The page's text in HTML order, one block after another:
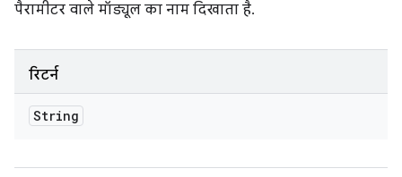
पैरामीटर वाले मॉड्यूल का नाम दिखाता है.
रिटर्न
String